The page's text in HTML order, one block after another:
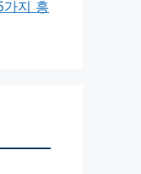
지 흥